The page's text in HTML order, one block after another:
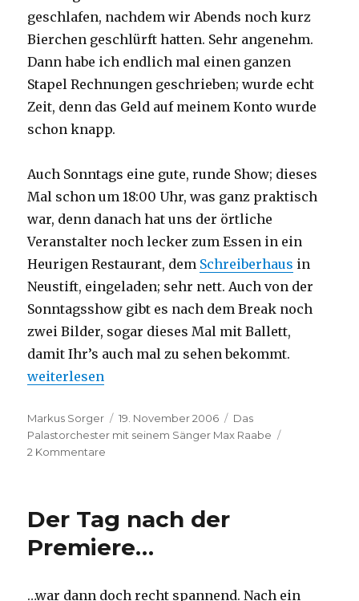
geschlafen, nachdem wir Abends noch kurz
Bierchen geschlürft hatten. Sehr angenehm.
Dann habe ich endlich mal einen ganzen
Stapel Rechnungen geschrieben; wurde echt
Zeit, denn das Geld auf meinem Konto wurde
schon knapp.
Auch Sonntags eine gute, runde Show; dieses
Mal schon um 18:00 Uhr, was ganz praktisch
war, denn danach hat uns der örtliche
Veranstalter noch lecker zum Essen in ein
Heurigen Restaurant, dem Schreiberhaus in
Neustift, eingeladen; sehr nett. Auch von der
Sonntagsshow gibt es nach dem Break noch
zwei Bilder, sogar dieses Mal mit Ballett,
damit Ihr’s auch mal zu sehen bekommt.
„Das Wochenende in Wien“
weiterlesen
Autor
Markus Sorger
Veröffentlicht
am
19. November 2006 Kategorien
Das
Palastorchester mit seinem Sänger Max Raabe
2 Kommentare
Wien
Der Tag nach der
Premiere…
…war dann doch recht spannend. Nach ein